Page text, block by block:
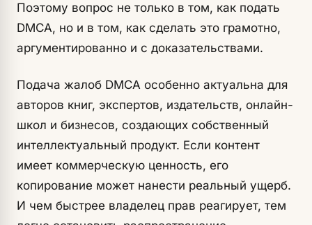
Поэтому вопрос не только в том, как подать
DMCA, но и в том, как сделать это грамотно,
аргументированно и с доказательствами.
Подача жалоб DMCA особенно актуальна для
авторов книг, экспертов, издательств, онлайн-
школ и бизнесов, создающих собственный
интеллектуальный продукт. Если контент
имеет коммерческую ценность, его
копирование может нанести реальный ущерб.
И чем быстрее владелец прав реагирует, тем